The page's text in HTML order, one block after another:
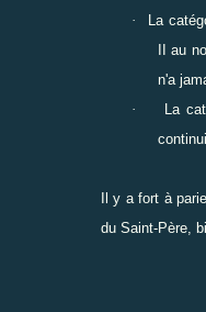
·
La
II au
n'a
·
La
Il y a fort à
du Saint-Père,